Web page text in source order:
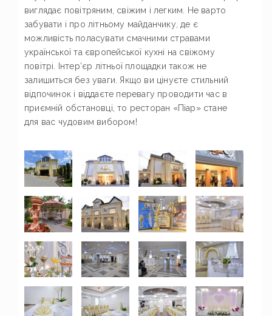
виглядає повітряним, свіжим і легким. Не варто
забувати і про літньому майданчику, де є
можливість поласувати смачними стравами
української та європейської кухні на свіжому
повітрі. Інтер’єр літньої площадки також не
залишиться без уваги. Якщо ви цінуєте стильний
відпочинок і віддаєте перевагу проводити час в
приємній обстановці, то ресторан «Піар» стане
для вас чудовим вибором!